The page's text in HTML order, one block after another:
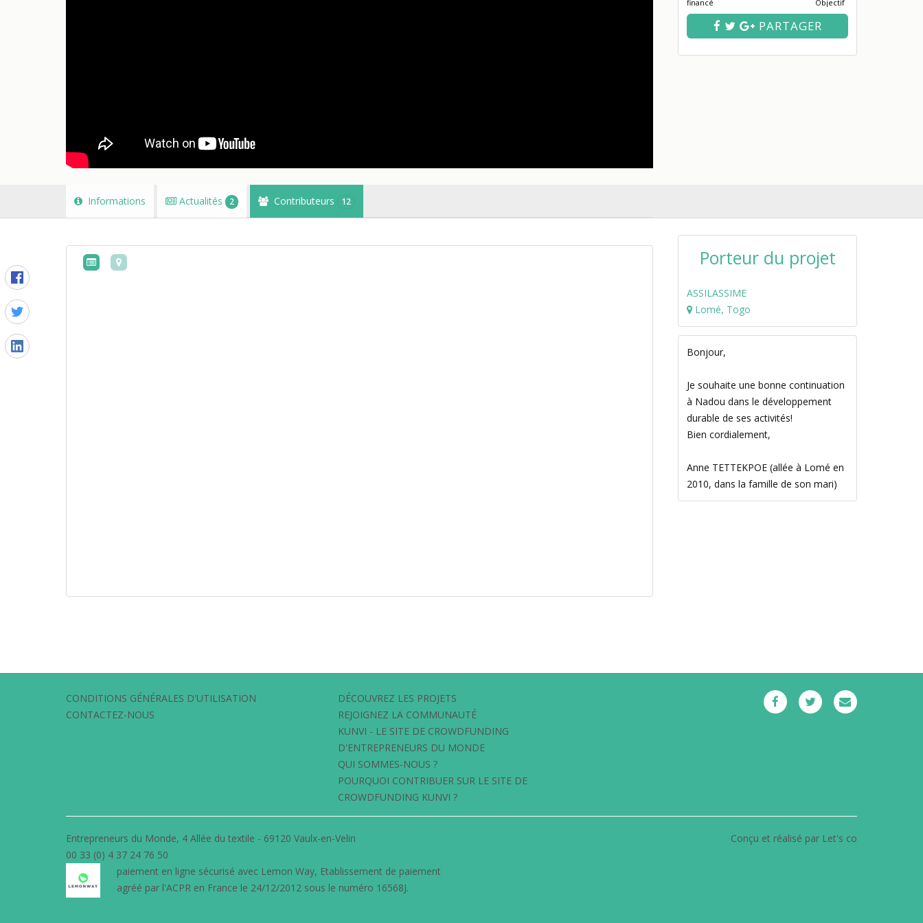
financé Objectif
PARTAGER
Informations Actualités 2 Contributeurs 12
Porteur du projet
ASSILASSIME
Lomé, Togo
Bonjour,
Je souhaite une bonne continuation
à Nadou dans le développement
durable de ses activités!
Bien cordialement,
Anne TETTEKPOE (allée à Lomé en
2010, dans la famille de son mari)
CONDITIONS GÉNÉRALES D'UTILISATION
CONTACTEZ-NOUS
DÉCOUVREZ LES PROJETS
REJOIGNEZ LA COMMUNAUTÉ
KUNVI - LE SITE DE CROWDFUNDING
D'ENTREPRENEURS DU MONDE
QUI SOMMES-NOUS ?
POURQUOI CONTRIBUER SUR LE SITE DE
CROWDFUNDING KUNVI ?
Entrepreneurs du Monde, 4 Allée du textile - 69120 Vaulx-en-Velin
00 33 (0) 4 37 24 76 50
paiement en ligne sécurisé avec Lemon Way, Etablissement de paiement
agréé par l'ACPR en France le 24/12/2012 sous le numéro 16568J.
Conçu et réalisé par Let's co